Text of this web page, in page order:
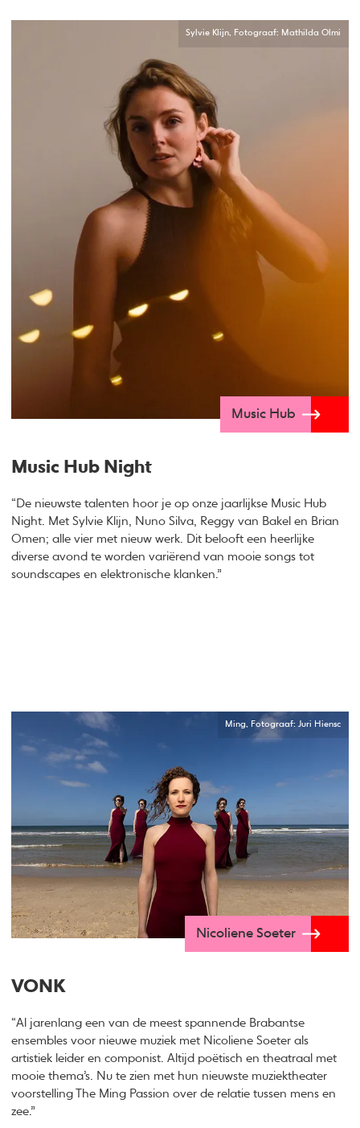
Music Hub Night
“De nieuwste talenten hoor je op onze jaarlijkse Music Hub
Night. Met Sylvie Klijn, Nuno Silva, Reggy van Bakel en Brian
Omen; alle vier met nieuw werk. Dit belooft een heerlijke
diverse avond te worden variërend van mooie songs tot
soundscapes en elektronische klanken.”
Sylvie Klijn, Fotograaf: Mathilda Olmi
Music Hub
VONK
“Al jarenlang een van de meest spannende Brabantse
ensembles voor nieuwe muziek met Nicoliene Soeter als
artistiek leider en componist. Altijd poëtisch en theatraal met
mooie thema’s. Nu te zien met hun nieuwste muziektheater
voorstelling The Ming Passion over de relatie tussen mens en
zee.”
Ming, Fotograaf: Juri Hiensc
Nicoliene Soeter